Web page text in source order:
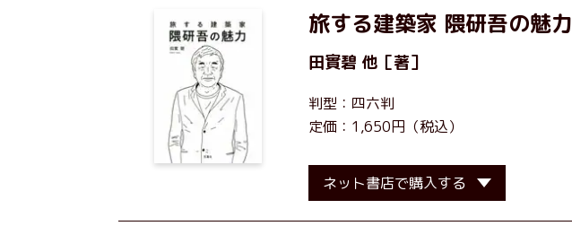
旅する建築家 隈研吾の魅力
田實碧 他［著］
判型：四六判
定価：1,650円（税込）
ネット書店で購入する